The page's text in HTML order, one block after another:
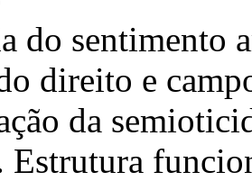
do sentimento
direito e
da
Estrutura